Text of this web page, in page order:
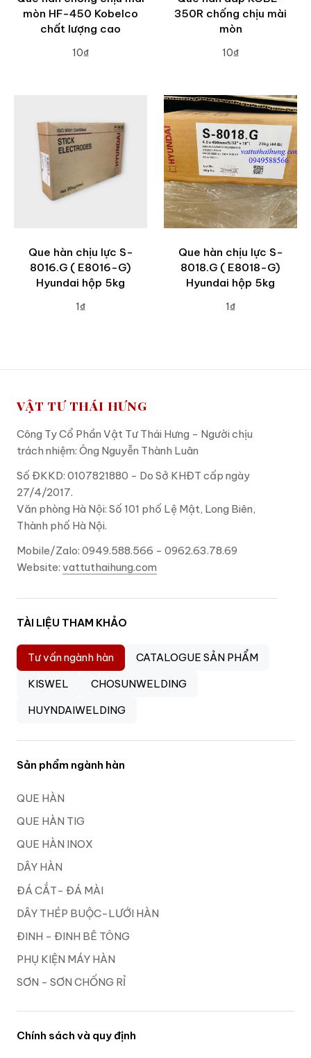
mòn HF-450 Kobelco
chất lượng cao
10₫
350R chống chịu mài
mòn
10₫
Que hàn chịu lực S-
8016.G ( E8016-G)
Hyundai hộp 5kg
1₫
Que hàn chịu lực S-
8018.G ( E8018-G)
Hyundai hộp 5kg
1₫
VẬT TƯ THÁI HƯNG
Công Ty Cổ Phần Vật Tư Thái Hưng - Người chịu
trách nhiệm: Ông Nguyễn Thành Luân
Số ĐKKD: 0107821880 - Do Sở KHĐT cấp ngày
27/4/2017.
Văn phòng Hà Nội: Số 101 phố Lệ Mật, Long Biên,
Thành phố Hà Nội.
Mobile/Zalo: 0949.588.566 - 0962.63.78.69
Website: vattuthaihung.com
TÀI LIỆU THAM KHẢO
Tư vấn ngành hàn
CATALOGUE SẢN PHẨM
KISWEL
CHOSUNWELDING
HUYNDAIWELDING
Sản phẩm ngành hàn
QUE HÀN
QUE HÀN TIG
QUE HÀN INOX
DÂY HÀN
ĐÁ CẮT- ĐÁ MÀI
DÂY THÉP BUỘC-LƯỚI HÀN
ĐINH - ĐINH BÊ TÔNG
PHỤ KIỆN MÁY HÀN
SƠN - SƠN CHỐNG RỈ
Chính sách và quy định